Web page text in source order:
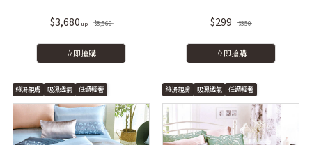
$3,680 $8,560
立即搶購
$299 $350
立即搶購
絲滑親膚 吸濕透氣 低調輕奢 絲滑親膚 吸濕透氣 低調輕奢